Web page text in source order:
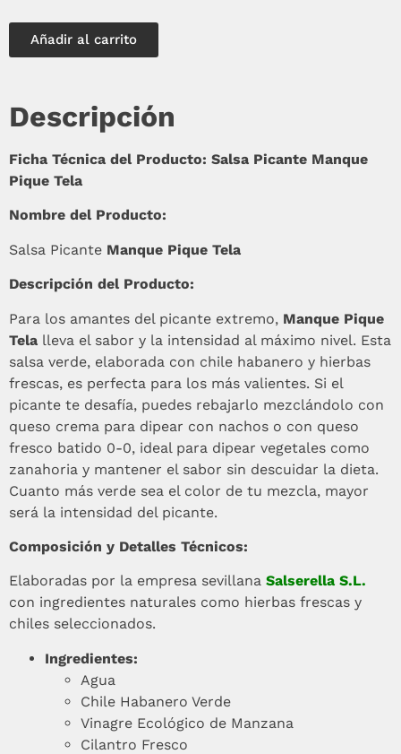
Añadir al carrito
Descripción
Ficha Técnica del Producto: Salsa Picante Manque
Pique Tela
Nombre del Producto:
Salsa Picante Manque Pique Tela
Descripción del Producto:
Para los amantes del picante extremo, Manque Pique
Tela lleva el sabor y la intensidad al máximo nivel. Esta
salsa verde, elaborada con chile habanero y hierbas
frescas, es perfecta para los más valientes. Si el
picante te desafía, puedes rebajarlo mezclándolo con
queso crema para dipear con nachos o con queso
fresco batido 0-0, ideal para dipear vegetales como
zanahoria y mantener el sabor sin descuidar la dieta.
Cuanto más verde sea el color de tu mezcla, mayor
será la intensidad del picante.
Composición y Detalles Técnicos:
Elaboradas por la empresa sevillana Salserella S.L.
con ingredientes naturales como hierbas frescas y
chiles seleccionados.
Ingredientes:
Agua
Chile Habanero Verde
Vinagre Ecológico de Manzana
Cilantro Fresco